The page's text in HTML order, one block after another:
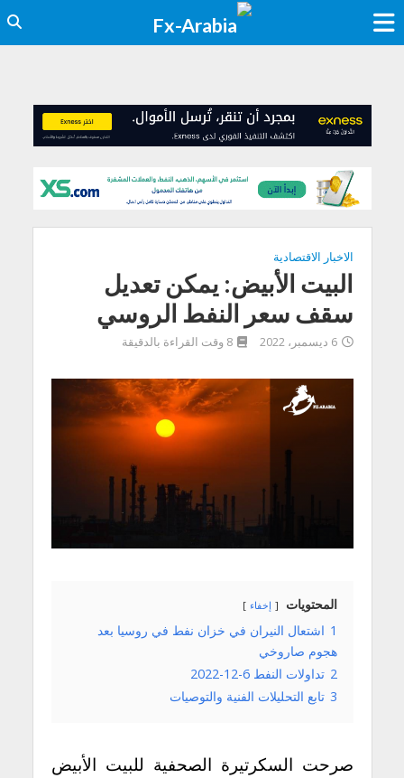
الاخبار الاقتصادية
البيت الأبيض: يمكن تعديل
سقف سعر النفط الروسي
6 ديسمبر، 2022 8 وقت القراءة بالدقيقة
المحتويات إخفاء
1 اشتعال النيران في خزان نفط في روسيا بعد
هجوم صاروخي
2 تداولات النفط 6-12-2022
3 تابع التحليلات الفنية والتوصيات
صرحت السكرتيرة الصحفية للبيت الأبيض